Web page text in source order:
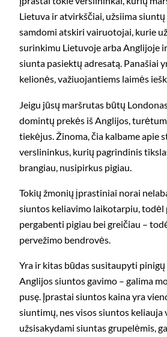
Lietuva ir atvirkščiai, užsiima siuntų
samdomi atskiri vairuotojai, kurie
surinkimu Lietuvoje arba Anglijoje
siunta pasiektų adresatą. Panašiai
kelionės, važiuojantiems laimės
Jeigu jūsų maršrutas būtų
domintų prekės iš Anglijos,
tiekėjus. Žinoma, čia kalbame apie
verslininkus, kurių pagrindinis
brangiau, nusipirkus pigiau.
Tokių žmonių įprastiniai norai
siuntos keliavimo laikotarpiu, todėl
pergabenti pigiau bei greičiau –
pervežimo bendrovės.
Yra ir kitas būdas susitaupyti
Anglijos siuntos gavimo – galima
pusę. Įprastai siuntos kaina yra
siuntimų, nes visos siuntos keliauja
užsisakydami siuntas grupelėmis,